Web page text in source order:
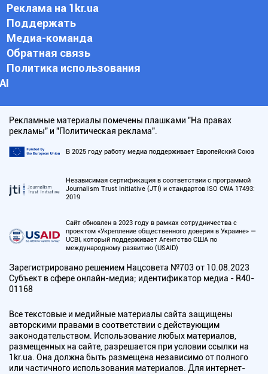
Реклама на 1kr.ua
Поддержать
Медиа-команда
Обратная связь
Политика использования
АI
Рекламные материалы помечены плашками "На правах
рекламы" и "Политическая реклама".
В 2025 году работу медиа поддерживает Европейский Союз
Независимая сертификация в соответствии с программой
Journalism Trust Initiative (JTI) и стандартов ISO CWA 17493:
2019
Сайт обновлен в 2023 году в рамках сотрудничества с
проектом «Укрепление общественного доверия в Украине» —
UCBI, который поддерживает Агентство США по
международному развитию (USAID)
Зарегистрировано решением Нацсовета №703 от 10.08.2023
Субъект в сфере онлайн-медиа; идентификатор медиа - R40-
01168
Все текстовые и медийные материалы сайта защищены
авторскими правами в соответствии с действующим
законодательством. Использование любых материалов,
размещенных на сайте, разрешается при условии ссылки на
1kr.ua. Она должна быть размещена независимо от полного
или частичного использования материалов. Для интернет-